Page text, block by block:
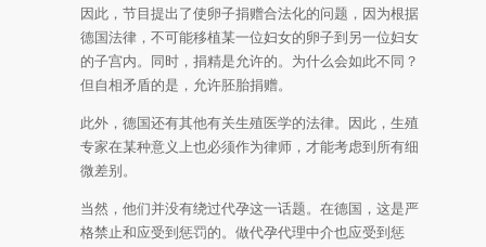
因此，节目提出了使卵子捐赠合法化的问题，因为根据
德国法律，不可能移植某一位妇女的卵子到另一位妇女
的子宫内。同时，捐精是允许的。为什么会如此不同？
但自相矛盾的是，允许胚胎捐赠。
此外，德国还有其他有关生殖医学的法律。因此，生殖
专家在某种意义上也必须作为律师，才能考虑到所有细
微差别。
当然，他们并没有绕过代孕这一话题。在德国，这是严
格禁止和应受到惩罚的。做代孕代理中介也应受到惩